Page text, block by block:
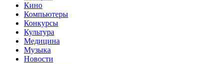
Кино
Компьютеры
Конкурсы
Культура
Медицина
Музыка
Новости